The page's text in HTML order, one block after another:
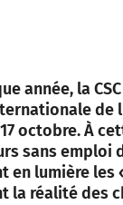
année, la
de
octobre. À
sans emploi
en lumière les
la réalité des